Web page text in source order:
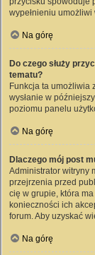
wypełnieniu umożliwi
Na górę
Do czego służy
tematu?
Funkcja ta umożliwia
wysłanie w
poziomu panelu
Na górę
Dlaczego mój post
Administrator witryny
przejrzenia przed
cię w grupie, która
konieczności ich
forum. Aby uzyskać
Na górę